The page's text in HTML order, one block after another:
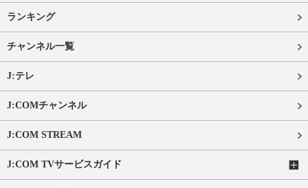
ランキング
チャンネル一覧
J:テレ
J:COMチャンネル
J:COM STREAM
J:COM TVサービスガイド